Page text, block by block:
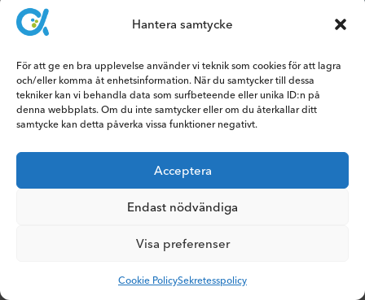
Hantera samtycke
För att ge en bra upplevelse använder vi teknik som cookies för att lagra
och/eller komma åt enhetsinformation. När du samtycker till dessa
tekniker kan vi behandla data som surfbeteende eller unika ID:n på
denna webbplats. Om du inte samtycker eller om du återkallar ditt
samtycke kan detta påverka vissa funktioner negativt.
Acceptera
Endast nödvändiga
Visa preferenser
Cookie PolicySekretesspolicy
IR & Media
rapporter, nyhetsbrev och analyser.